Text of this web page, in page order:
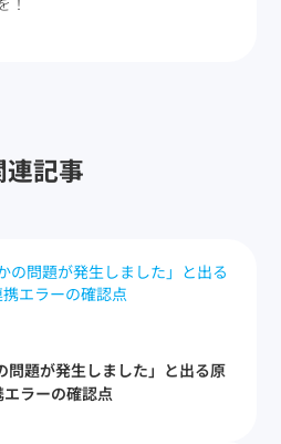
！
連記事
問題が発生しました」と出る原
ラーの確認点